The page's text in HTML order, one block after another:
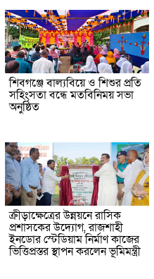
শিবগঞ্জে বাল্যবিয়ে ও শিশুর প্রতি
সহিংসতা বন্ধে মতবিনিময় সভা
অনুষ্ঠিত
ক্রীড়াক্ষেত্রের উন্নয়নে রাসিক
প্রশাসকের উদ্যোগ, রাজশাহী
ইনডোর স্টেডিয়াম নির্মাণ কাজের
ভিত্তিপ্রস্তর স্থাপন করলেন ভূমিমন্ত্রী